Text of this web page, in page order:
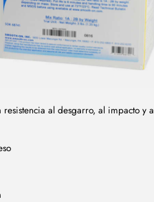
al desgarro, al impacto y